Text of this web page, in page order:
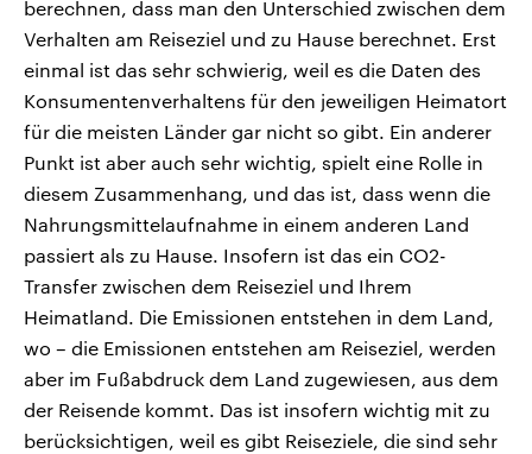
berechnen, dass man den Unterschied zwischen dem
Verhalten am Reiseziel und zu Hause berechnet. Erst
einmal ist das sehr schwierig, weil es die Daten des
Konsumentenverhaltens für den jeweiligen Heimatort
für die meisten Länder gar nicht so gibt. Ein anderer
Punkt ist aber auch sehr wichtig, spielt eine Rolle in
diesem Zusammenhang, und das ist, dass wenn die
Nahrungsmittelaufnahme in einem anderen Land
passiert als zu Hause. Insofern ist das ein CO2-
Transfer zwischen dem Reiseziel und Ihrem
Heimatland. Die Emissionen entstehen in dem Land,
wo – die Emissionen entstehen am Reiseziel, werden
aber im Fußabdruck dem Land zugewiesen, aus dem
der Reisende kommt. Das ist insofern wichtig mit zu
berücksichtigen, weil es gibt Reiseziele, die sind sehr